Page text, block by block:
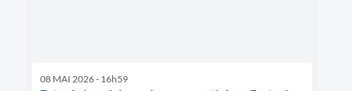
08 MAI 2026 - 16h59